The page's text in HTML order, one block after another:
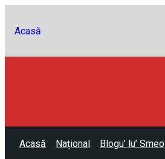
Acasă
Acasă Național Blogu’ lu’ Smeo